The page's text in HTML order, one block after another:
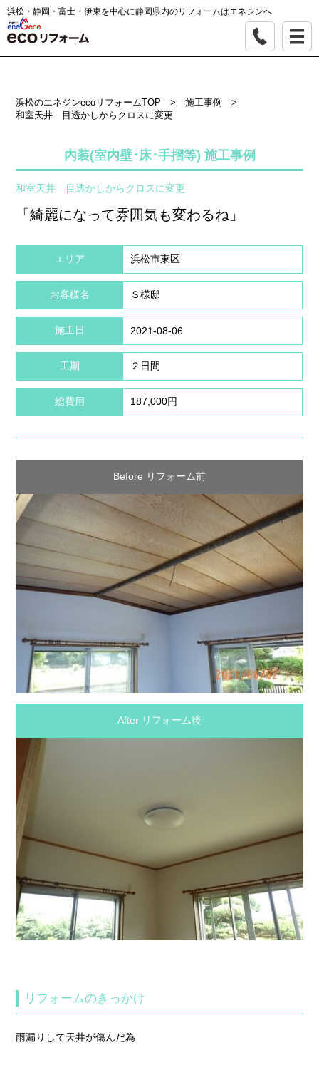
浜松・静岡・富士・伊東を中心に静岡県内のリフォームはエネジンへ
浜松のエネジンecoリフォームTOP >施工事例
>
和室天井 目透かしからクロスに変更
内装(室内壁･床･手摺等) 施工事例
和室天井 目透かしからクロスに変更
「綺麗になって雰囲気も変わるね」
エリア 浜松市東区
お客様名 Ｓ様邸
施工日 2021-08-06
工期 ２日間
総費用 187,000円
Before リフォーム前
After リフォーム後
リフォームのきっかけ
雨漏りして天井が傷んだ為